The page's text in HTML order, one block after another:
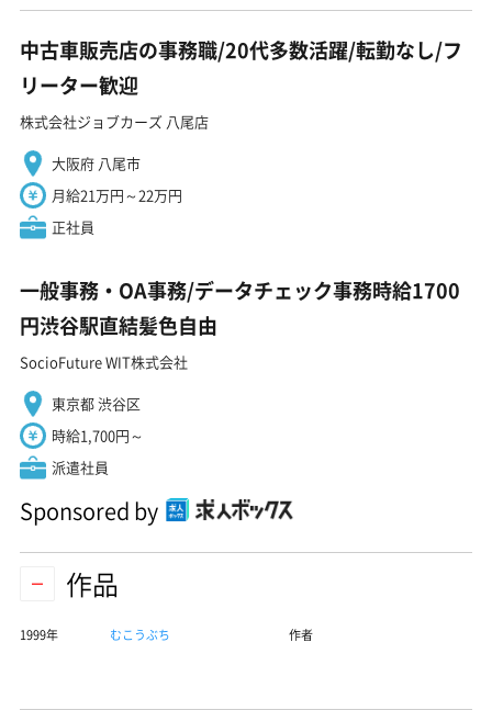
中古車販売店の事務職/20代多数活躍/転勤なし/フ
リーター歓迎
株式会社ジョブカーズ 八尾店
大阪府 八尾市
月給21万円～22万円
正社員
一般事務・OA事務/データチェック事務時給1700
円渋谷駅直結髪色自由
SocioFuture WIT株式会社
東京都 渋谷区
時給1,700円～
派遣社員
Sponsored by
作品
1999年 むこうぶち 作者